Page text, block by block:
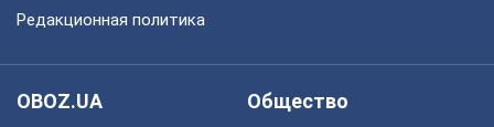
Редакционная политика
OBOZ.UA
Общество